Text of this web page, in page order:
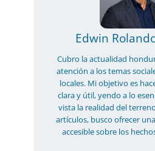
Edwin
Cubro la actualidad
atención a los temas
locales. Mi objetivo es
clara y útil, yendo a lo
vista la realidad del
artículos, busco ofrecer
accesible sobre los